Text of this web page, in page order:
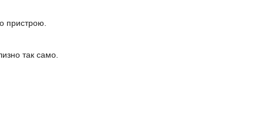
пристрою.
так само.